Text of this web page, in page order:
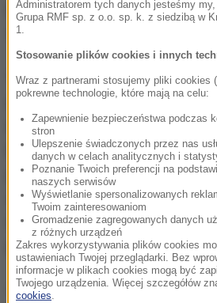
prawdopodobnie przyczyną
znacznie szybsza jazda po
"DGP" przypomina, że w
infrastruktury ogłosił, że ma już
legislacyjnych, który miał
bezpieczeństwa. To m.in.
pierwszeństwa dla pieszych
zatrzymywanie prawa jazdy za
dopuszczalnej prędkości o
poza obszarem zabudowanym.
"W projekcie zapisano, że
Administratorem tych danych jesteśmy
Grupa RMF sp. z o.o. sp. k. z siedzibą w
1.
Stosowanie plików cookies i innych
Wraz z partnerami stosujemy pliki cookies
pokrewne technologie, które mają na celu:
Zapewnienie bezpieczeństwa podczas
stron
Ulepszenie świadczonych przez nas
danych w celach analitycznych i
Poznanie Twoich preferencji na
naszych serwisów
Wyświetlanie spersonalizowanych
Twoim zainteresowaniom
Gromadzenie zagregowanych danych
z różnych urządzeń
Zakres wykorzystywania plików cookies
ustawieniach Twojej przeglądarki. Bez
informacje w plikach cookies mogą być
Twojego urządzenia. Więcej szczegółów
cookies